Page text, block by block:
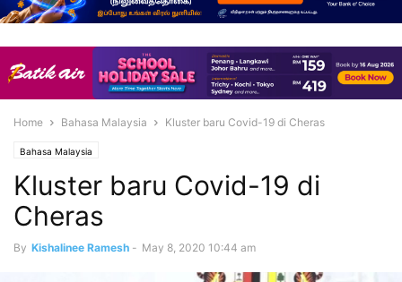
Home Bahasa Malaysia Kluster baru Covid-19 di Cheras
Bahasa Malaysia
Kluster baru Covid-19 di
Cheras
By Kishalinee Ramesh - May 8, 2020 10:44 am